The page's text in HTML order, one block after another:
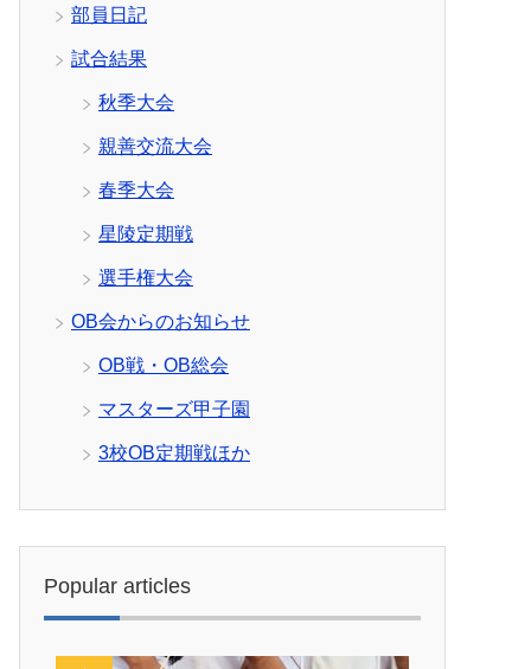
部員日記
試合結果
秋季大会
親善交流大会
春季大会
星陵定期戦
選手権大会
OB会からのお知らせ
OB戦・OB総会
マスターズ甲子園
3校OB定期戦ほか
Popular articles